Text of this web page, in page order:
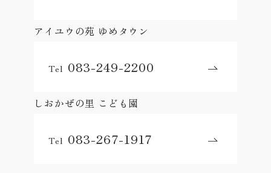
アイユウの苑 ゆめタウン
Tel 083-249-2200
しおかぜの里 こども園
Tel 083-267-1917